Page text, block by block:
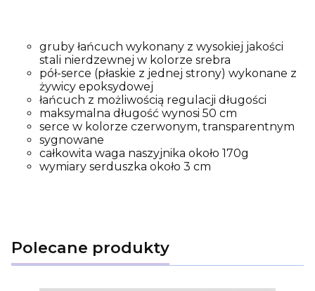
gruby łańcuch wykonany z wysokiej jakości
stali nierdzewnej w kolorze srebra
pół-serce (płaskie z jednej strony) wykonane z
żywicy epoksydowej
łańcuch z możliwością regulacji długości
maksymalna długość wynosi 50 cm
serce w kolorze czerwonym, transparentnym
sygnowane
całkowita waga naszyjnika około 170g
wymiary serduszka około 3 cm
Polecane produkty